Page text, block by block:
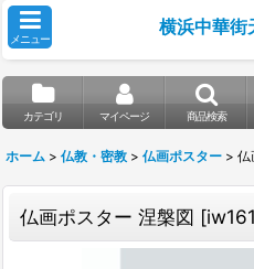
メニュー
横浜中華街
カテゴリ マイページ 商品検索
ホーム > 仏教・密教 > 仏画ポスター > 仏
仏画ポスター 涅槃図 [